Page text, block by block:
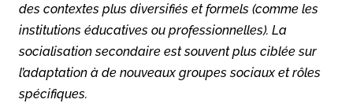
des contextes plus diversifiés et formels (comme les
institutions éducatives ou professionnelles). La
socialisation secondaire est souvent plus ciblée sur
l’adaptation à de nouveaux groupes sociaux et rôles
spécifiques.